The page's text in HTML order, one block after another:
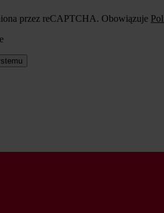
przez reCAPTCHA. Obowiązuje